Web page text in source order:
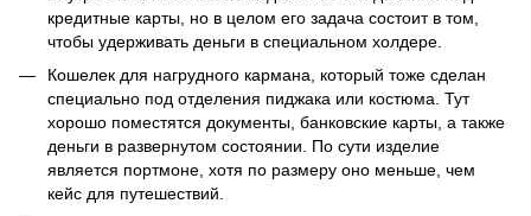
кредитные карты, но в целом его задача состоит в том,
чтобы удерживать деньги в специальном холдере.
Кошелек для нагрудного кармана, который тоже сделан
специально под отделения пиджака или костюма. Тут
хорошо поместятся документы, банковские карты, а также
деньги в развернутом состоянии. По сути изделие
является портмоне, хотя по размеру оно меньше, чем
кейс для путешествий.